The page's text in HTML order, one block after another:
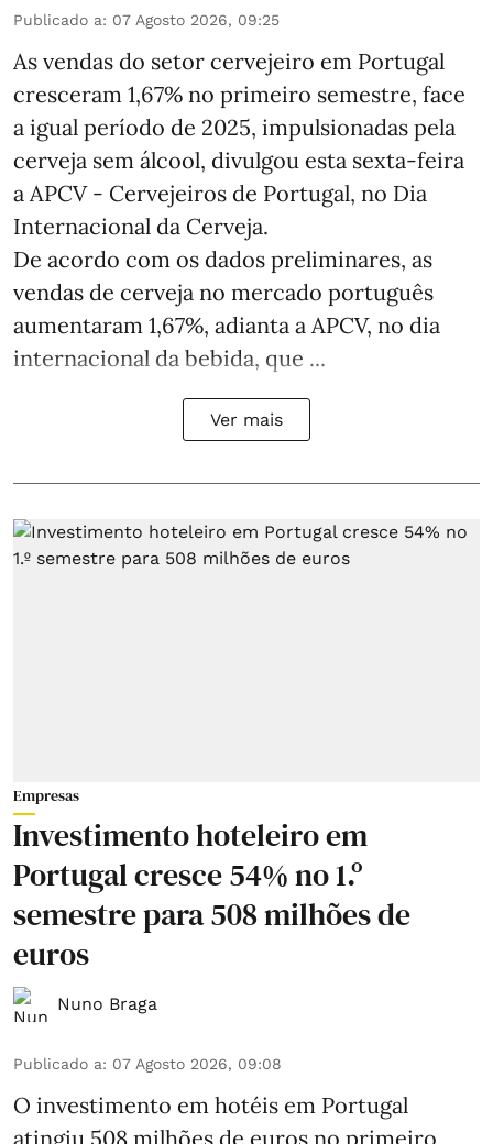
Publicado a: 07 Agosto 2026, 09:25
As vendas do setor cervejeiro em Portugal
cresceram 1,67% no primeiro semestre, face
a igual período de 2025, impulsionadas pela
cerveja sem álcool, divulgou esta sexta-feira
a APCV - Cervejeiros de Portugal, no Dia
Internacional da Cerveja.
De acordo com os dados preliminares, as
vendas de cerveja no mercado português
aumentaram 1,67%, adianta a APCV, no dia
internacional da bebida, que ...
Ver mais
Empresas
Investimento hoteleiro em
Portugal cresce 54% no 1.º
semestre para 508 milhões de
euros
Nuno Braga
Publicado a: 07 Agosto 2026, 09:08
O investimento em hotéis em Portugal
atingiu 508 milhões de euros no primeiro